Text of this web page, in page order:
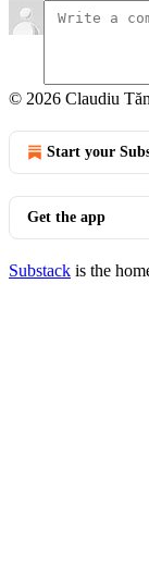
© 2026 Claudiu
Start your
Get the app
Substack is the